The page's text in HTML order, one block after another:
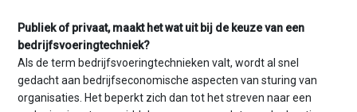
Publiek of privaat, maakt het wat uit bij de keuze van een
bedrijfsvoeringtechniek?
Als de term bedrijfsvoeringtechnieken valt, wordt al snel
gedacht aan bedrijfseconomische aspecten van sturing van
organisaties. Het beperkt zich dan tot het streven naar een